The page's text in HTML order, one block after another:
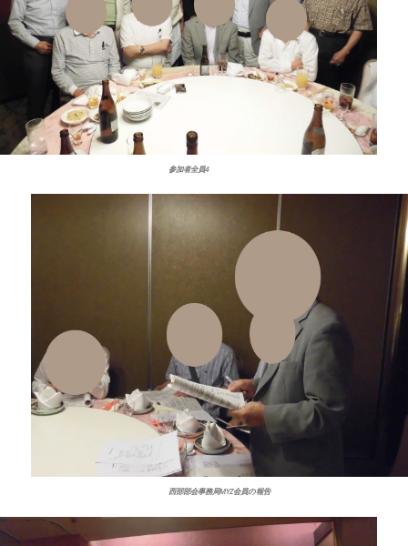
参加者全員4
西部部会事務局MYZ会員の報告